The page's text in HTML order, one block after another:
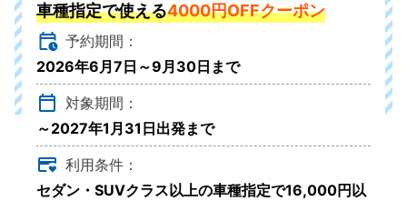
車種指定で使える4000円OFFクーポン
予約期間：
2026年6月7日～9月30日まで
対象期間：
～2027年1月31日出発まで
利用条件：
セダン・SUVクラス以上の車種指定で16,000円以